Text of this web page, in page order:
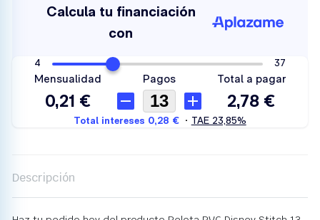
Descripción